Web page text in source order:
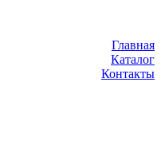
Главная
Каталог
Контакты